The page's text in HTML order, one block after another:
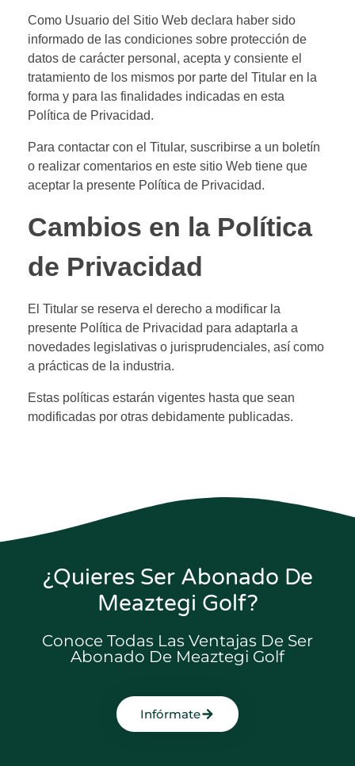
Como Usuario del Sitio Web declara haber sido
informado de las condiciones sobre protección de
datos de carácter personal, acepta y consiente el
tratamiento de los mismos por parte del Titular en la
forma y para las finalidades indicadas en esta
Política de Privacidad.
Para contactar con el Titular, suscribirse a un boletín
o realizar comentarios en este sitio Web tiene que
aceptar la presente Política de Privacidad.
Cambios en la Política
de Privacidad
El Titular se reserva el derecho a modificar la
presente Política de Privacidad para adaptarla a
novedades legislativas o jurisprudenciales, así como
a prácticas de la industria.
Estas políticas estarán vigentes hasta que sean
modificadas por otras debidamente publicadas.
¿Quieres Ser Abonado De
Meaztegi Golf?
Conoce Todas Las Ventajas De Ser
Abonado De Meaztegi Golf
Infórmate